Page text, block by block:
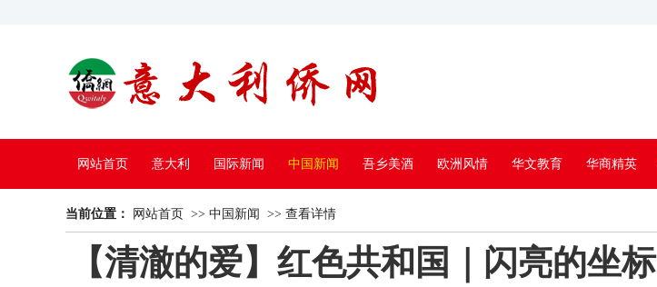
网站首页 意大利 国际新闻 中国新闻 吾乡美酒 欧洲风情 华文教育 华商精英
中国电视
当前位置： 网站首页 >> 中国新闻 >> 查看详情
【清澈的爱】红色共和国｜闪亮的坐标